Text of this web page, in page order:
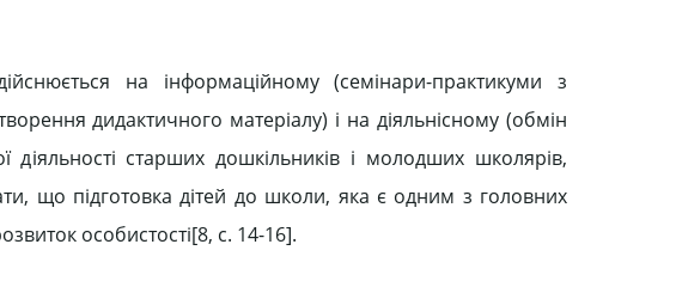
на інформаційному (семінари-практикуми з
дидактичного матеріалу) і на діяльнісному (обмін
діяльності старших дошкільників і молодших школярів,
що підготовка дітей до школи, яка є одним з головних
особистості[8, c. 14-16].